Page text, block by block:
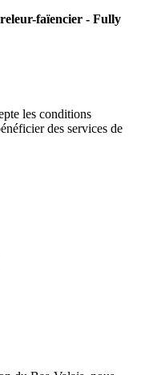
faïencier - Fully
les conditions
des services de